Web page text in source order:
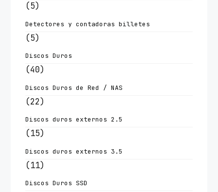
(5)
Detectores y contadoras billetes
(5)
Discos Duros
(40)
Discos Duros de Red / NAS
(22)
Discos duros externos 2.5
(15)
Discos duros externos 3.5
(11)
Discos Duros SSD